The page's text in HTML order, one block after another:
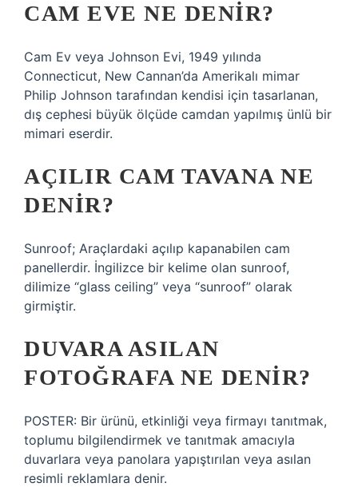
CAM EVE NE DENIR?
Cam Ev veya Johnson Evi, 1949 yılında
Connecticut, New Cannan’da Amerikalı mimar
Philip Johnson tarafından kendisi için tasarlanan,
dış cephesi büyük ölçüde camdan yapılmış ünlü bir
mimari eserdir.
AÇILIR CAM TAVANA NE
DENIR?
Sunroof; Araçlardaki açılıp kapanabilen cam
panellerdir. İngilizce bir kelime olan sunroof,
dilimize “glass ceiling” veya “sunroof” olarak
girmiştir.
DUVARA ASILAN
FOTOĞRAFA NE DENIR?
POSTER: Bir ürünü, etkinliği veya firmayı tanıtmak,
toplumu bilgilendirmek ve tanıtmak amacıyla
duvarlara veya panolara yapıştırılan veya asılan
resimli reklamlara denir.